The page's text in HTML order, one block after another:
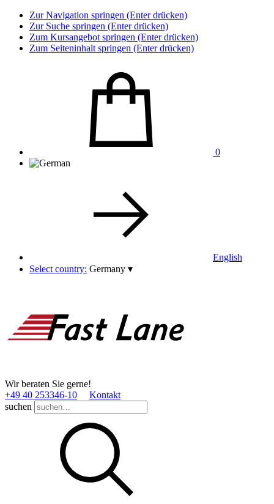
Zur Navigation springen (Enter drücken)
Zur Suche springen (Enter drücken)
Zum Kursangebot springen (Enter drücken)
Zum Seiteninhalt springen (Enter drücken)
0
English
Select country: Germany ▾
Wir beraten Sie gerne!
+49 40 253346­-10
Kontakt
suchen